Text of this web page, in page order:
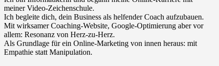
meiner Video-Zeichenschule.
Ich begleite dich, dein Business als helfender Coach aufzubauen.
Mit wirksamer Coaching-Website, Google-Optimierung aber vor
allem: Resonanz von Herz-zu-Herz.
Als Grundlage für ein Online-Marketing von innen heraus: mit
Empathie statt Manipulation.